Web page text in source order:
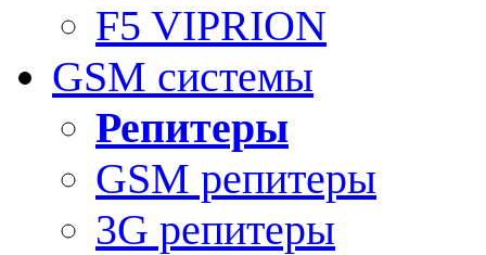
F5 VIPRION
GSM системы
Репитеры
GSM репитеры
3G репитеры